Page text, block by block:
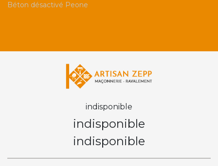
Béton désactivé Peone
indisponible
indisponible
indisponible